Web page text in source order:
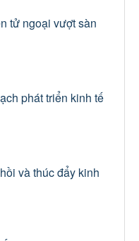
tử ngoại vượt sàn
phát triển kinh tế
và thúc đẩy kinh